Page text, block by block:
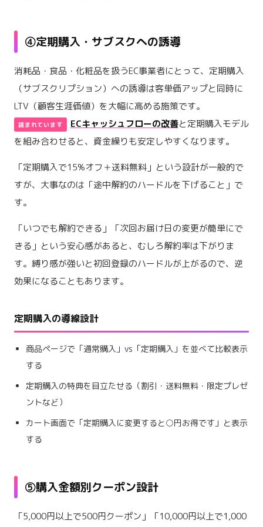
④定期購入・サブスクへの誘導
消耗品・食品・化粧品を扱うEC事業者にとって、定期購入
（サブスクリプション）への誘導は客単価アップと同時に
LTV（顧客生涯価値）を大幅に高める施策です。
ECキャッシュフローの改善と定期購入モデル
を組み合わせると、資金繰りも安定しやすくなります。
「定期購入で15%オフ＋送料無料」という設計が一般的で
すが、大事なのは「途中解約のハードルを下げること」で
す。
「いつでも解約できる」「次回お届け日の変更が簡単にで
きる」という安心感があると、むしろ解約率は下がりま
す。縛り感が強いと初回登録のハードルが上がるので、逆
効果になることもあります。
定期購入の導線設計
商品ページで「通常購入」vs「定期購入」を並べて比較表示
する
定期購入の特典を目立たせる（割引・送料無料・限定プレゼ
ントなど）
カート画面で「定期購入に変更すると○円お得です」と表示
する
⑤購入金額別クーポン設計
「5,000円以上で500円クーポン」「10,000円以上で1,000